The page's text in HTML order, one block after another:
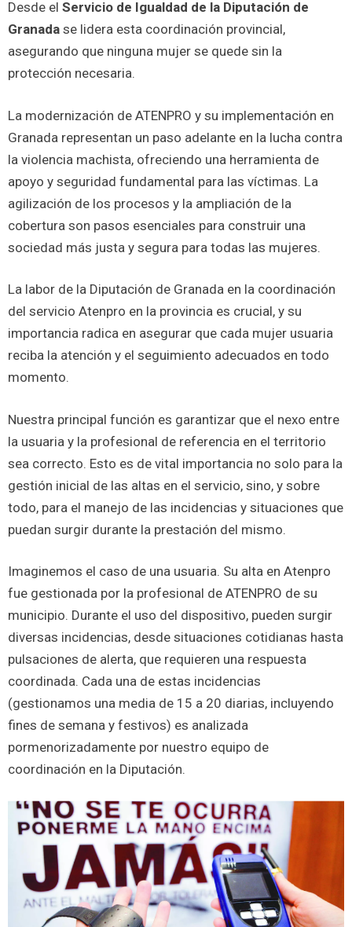
Desde el Servicio de Igualdad de la Diputación de
Granada se lidera esta coordinación provincial,
asegurando que ninguna mujer se quede sin la
protección necesaria.
La modernización de ATENPRO y su implementación en
Granada representan un paso adelante en la lucha contra
la violencia machista, ofreciendo una herramienta de
apoyo y seguridad fundamental para las víctimas. La
agilización de los procesos y la ampliación de la
cobertura son pasos esenciales para construir una
sociedad más justa y segura para todas las mujeres.
La labor de la Diputación de Granada en la coordinación
del servicio Atenpro en la provincia es crucial, y su
importancia radica en asegurar que cada mujer usuaria
reciba la atención y el seguimiento adecuados en todo
momento.
Nuestra principal función es garantizar que el nexo entre
la usuaria y la profesional de referencia en el territorio
sea correcto. Esto es de vital importancia no solo para la
gestión inicial de las altas en el servicio, sino, y sobre
todo, para el manejo de las incidencias y situaciones que
puedan surgir durante la prestación del mismo.
Imaginemos el caso de una usuaria. Su alta en Atenpro
fue gestionada por la profesional de ATENPRO de su
municipio. Durante el uso del dispositivo, pueden surgir
diversas incidencias, desde situaciones cotidianas hasta
pulsaciones de alerta, que requieren una respuesta
coordinada. Cada una de estas incidencias
(gestionamos una media de 15 a 20 diarias, incluyendo
fines de semana y festivos) es analizada
pormenorizadamente por nuestro equipo de
coordinación en la Diputación.